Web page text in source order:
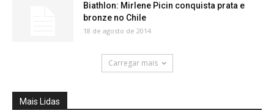
Biathlon: Mirlene Picin conquista prata e
bronze no Chile
18 de agosto de 2014
Carregar mais
Mais Lidas